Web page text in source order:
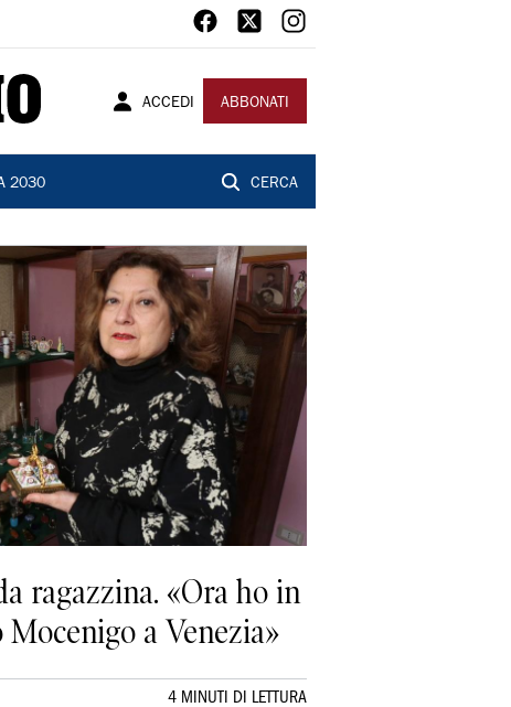
ACCEDI ABBONATI
2030 CERCA
ragazzina. «Ora ho in
a Venezia»
4 MINUTI DI LETTURA